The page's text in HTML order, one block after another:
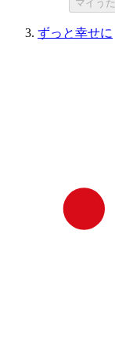
マイうた
ずっと幸せに